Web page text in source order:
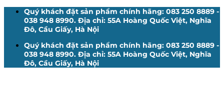
Quý khách đặt sản phẩm chính hãng: 083 250 8889 -
038 948 8990. Địa chỉ: 55A Hoàng Quốc Việt, Nghĩa
Đô, Cầu Giấy, Hà Nội
Quý khách đặt sản phẩm chính hãng: 083 250 8889 -
038 948 8990. Địa chỉ: 55A Hoàng Quốc Việt, Nghĩa
Đô, Cầu Giấy, Hà Nội